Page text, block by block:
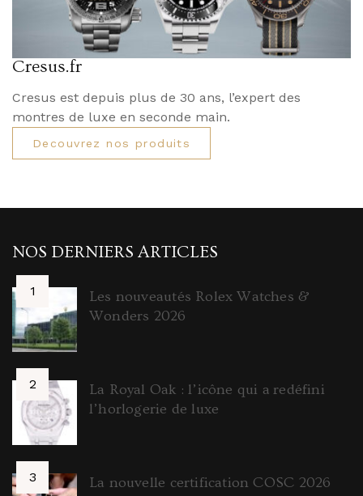
Cresus.fr
Cresus est depuis plus de 30 ans, l’expert des
montres de luxe en seconde main.
Decouvrez nos produits
NOS DERNIERS ARTICLES
Les nouveautés Rolex Watches &
Wonders 2026
La Royal Oak : l’icône qui a redéfini
l’horlogerie de luxe
La nouvelle certification COSC 2026